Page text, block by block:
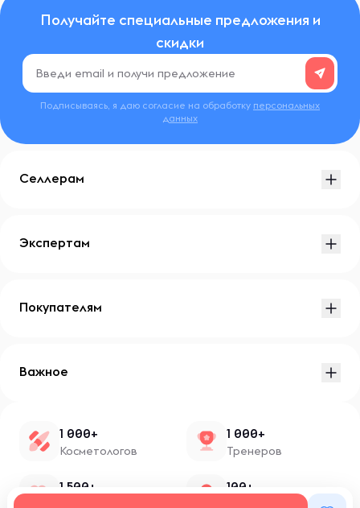
Получайте специальные предложения и
скидки
Подписываясь, я даю согласие на обработку персональных
данных
Селлерам
Экспертам
Покупателям
Важное
1 000+
Косметологов
1 000+
Тренеров
1 500+ 100+